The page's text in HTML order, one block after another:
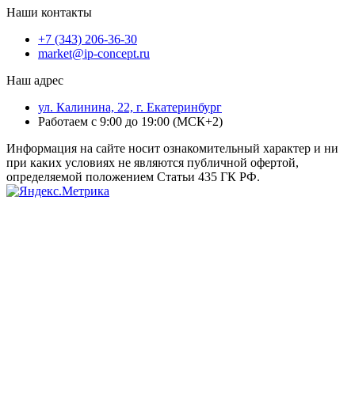
Наши контакты
+7 (343) 206-36-30
market@ip-concept.ru
Наш адрес
ул. Калинина, 22, г. Екатеринбург
Работаем с 9:00 до 19:00 (МСК+2)
Информация на сайте носит ознакомительный характер и ни
при каких условиях не являются публичной офертой,
определяемой положением Статьи 435 ГК РФ.